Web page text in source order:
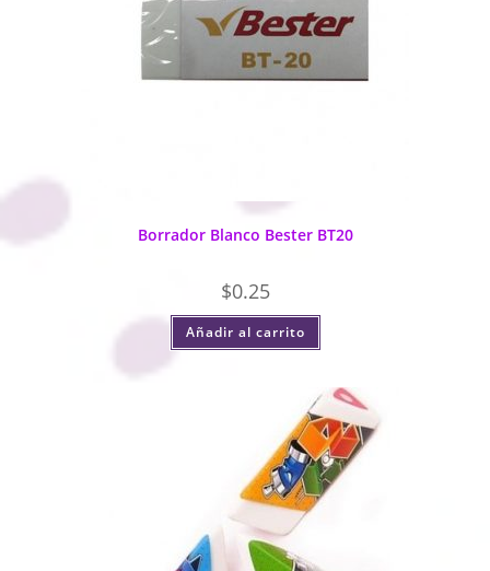
Borrador Blanco Bester BT20
$0.25
Añadir al carrito